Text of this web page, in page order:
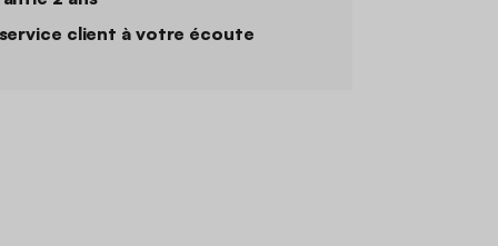
client à votre écoute